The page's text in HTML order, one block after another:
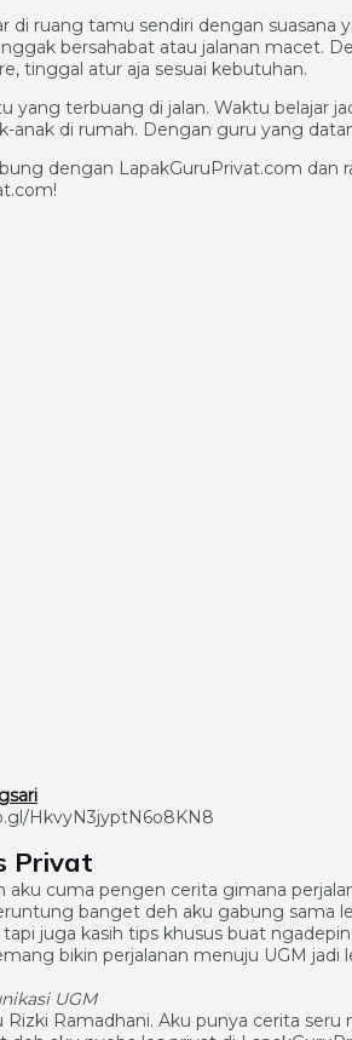
di ruang tamu sendiri dengan
bersahabat atau jalanan macet.
tinggal atur aja sesuai kebutuhan.
yang terbuang di jalan. Waktu belajar
anak di rumah. Dengan guru yang
dengan LapakGuruPrivat.com
HkvyN3jyptN6o8KN8
Privat
aku cuma pengen cerita gimana
banget deh aku gabung
juga kasih tips khusus buat
bikin perjalanan menuju UGM jadi
UGM
Ramadhani. Aku punya cerita